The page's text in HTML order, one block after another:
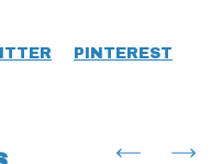
PINTEREST